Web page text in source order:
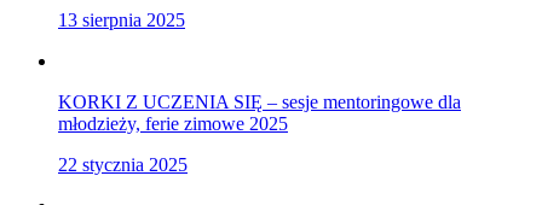
13 sierpnia 2025
KORKI Z UCZENIA SIĘ – sesje mentoringowe dla
młodzieży, ferie zimowe 2025
22 stycznia 2025